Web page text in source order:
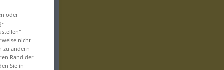
oder
nicht
zu ändern
Rand der
Sie in